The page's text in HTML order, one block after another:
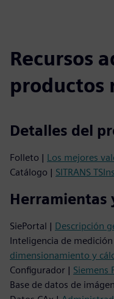
Recursos
productos
Detalles del
Folleto | Los mejores
Catálogo | SITRANS
Herramientas
SiePortal | Descripción
Inteligencia de medición
dimensionamiento y
Configurador | Siemens
Base de datos de